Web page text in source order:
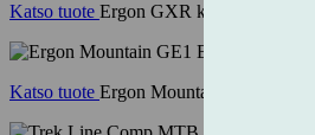
Katso tuote Ergon GXR kädensijat L
Katso tuote Ergon Mountain GE1 Evo